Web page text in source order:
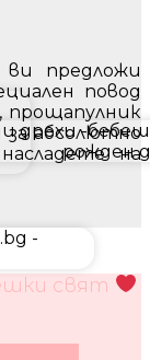
ви предложи
повод
прощапулник
абсолютно
на
свят